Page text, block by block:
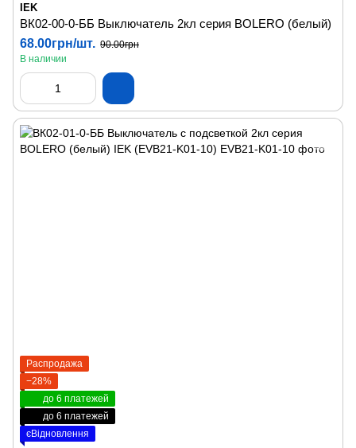
IEK
ВК02-00-0-ББ Выключатель 2кл серия BOLERO (белый)
68.00грн/шт. 90.00грн
В наличии
Распродажа
−28%
до 6 платежей
до 6 платежей
єВідновлення